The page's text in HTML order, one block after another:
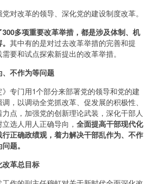
对改革的领导、深化党的建设制度改革。
300多项重要改革举措，都是涉及体制、机
其中有的是对过去改革举措的完善和提
要和试点探索新提出的改革举措。
不作为等问题
专门用1个部分来部署党的领导和党的建
，以调动全党抓改革、促发展的积极性、
点，加强党的创新理论武装，深化干部人
选人用人正确导向， 全面提高干部现代化
正确政绩观，着力解决干部乱作为、不作
题。
改革总目标